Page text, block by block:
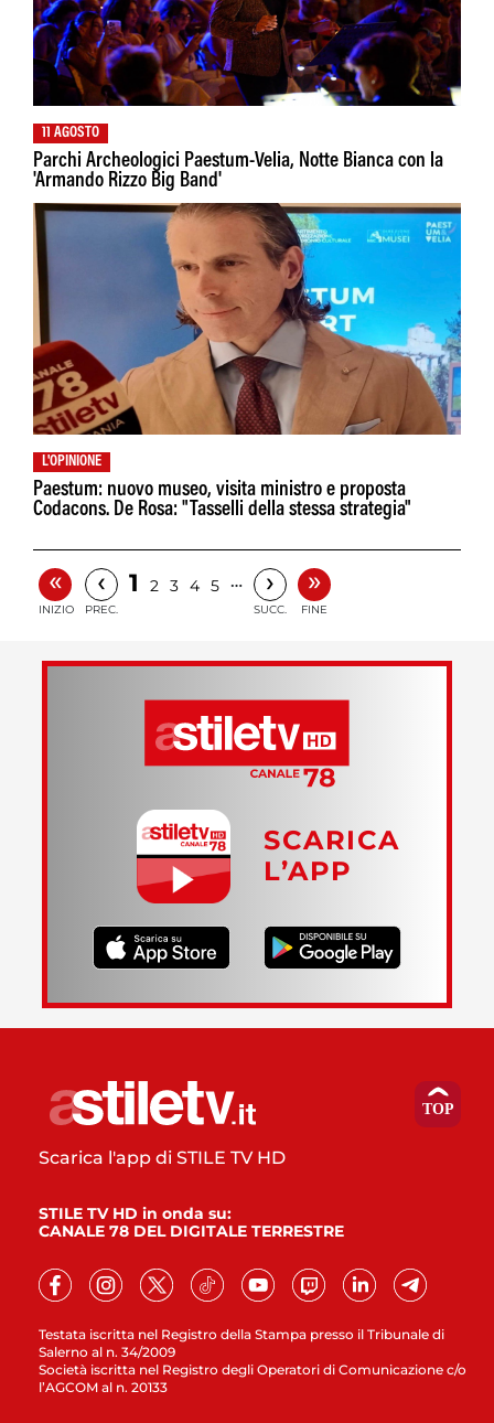
11 AGOSTO
Parchi Archeologici Paestum-Velia, Notte Bianca con la
'Armando Rizzo Big Band'
L'OPINIONE
Paestum: nuovo museo, visita ministro e proposta
Codacons. De Rosa: "Tasselli della stessa strategia"
«
INIZIO
‹
PREC.
1 2 3 4 5 … ›
SUCC.
»
FINE
SCARICA
L’APP
Testata iscritta nel Registro della Stampa presso il Tribunale di
Salerno al n. 34/2009
Società iscritta nel Registro degli Operatori di Comunicazione c/o
l’AGCOM al n. 20133
Scarica l'app di STILE TV HD
STILE TV HD in onda su:
CANALE 78 DEL DIGITALE TERRESTRE